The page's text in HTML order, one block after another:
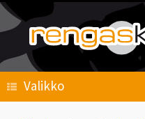
Skip
content
Valikko